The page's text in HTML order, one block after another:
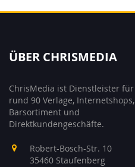
ÜBER CHRISMEDIA
ChrisMedia ist Dienstleister für
rund 90 Verlage, Internetshops,
Barsortiment und
Direktkundengeschäfte.
Robert-Bosch-Str. 10
35460 Staufenberg